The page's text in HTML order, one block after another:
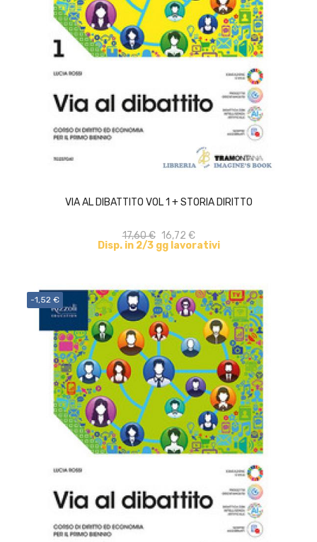
VIA AL DIBATTITO VOL 1 + STORIA DIRITTO
17,60 € 16,72 €
Disp. in 2/3 gg lavorativi
ACQUISTA
-1,52 €